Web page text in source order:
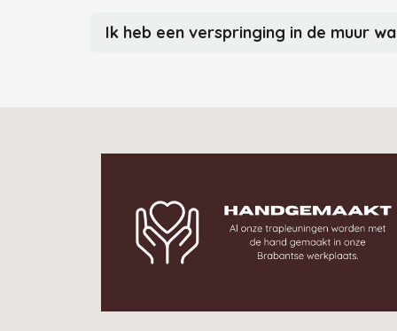
Ik heb een verspringing in de muur